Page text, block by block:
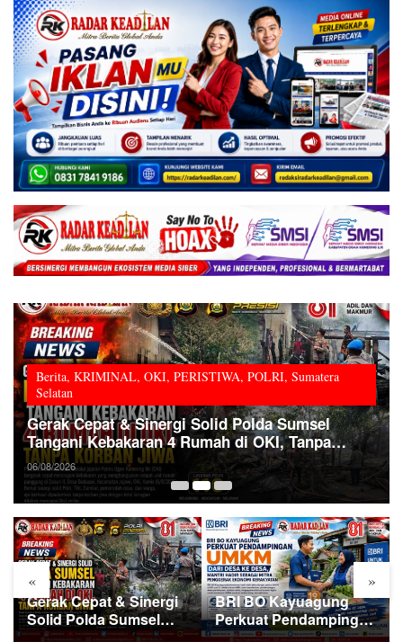
Berita, KRIMINAL, OKI, PERISTIWA, POLRI, Sumatera
Selatan
Gerak Cepat & Sinergi Solid Polda Sumsel
Tangani Kebakaran 4 Rumah di OKI, Tanpa
Korban Jiwa
06/08/2026
« »
Gerak Cepat & Sinergi
Solid Polda Sumsel
Tangani Kebakaran 4
BRI BO Kayuagung
Perkuat Pendampingan
UMKM dari Desa ke